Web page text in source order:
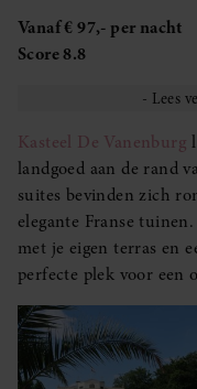
Vanaf € 97,- per nacht
Score 8.8
Kasteel De Vanenburg
landgoed aan de rand
suites bevinden zich
elegante Franse
met je eigen terras en
perfecte plek voor